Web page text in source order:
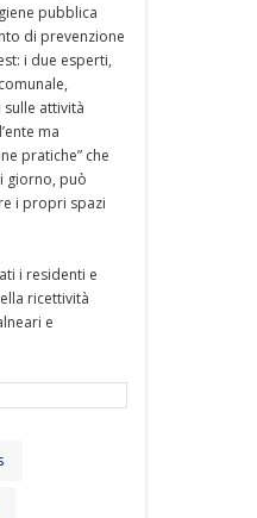
pubblica
di prevenzione
i due esperti,
attività
ma
pratiche” che
giorno, può
i propri spazi
i residenti e
ricettività
e